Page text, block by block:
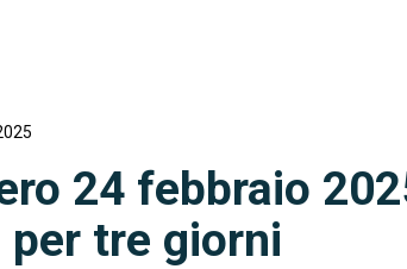
24 febbraio
per tre giorni